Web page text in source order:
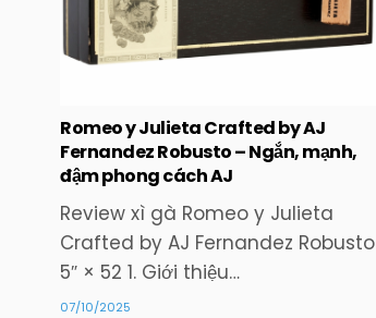
Romeo y Julieta Crafted by AJ
Fernandez Robusto – Ngắn, mạnh,
đậm phong cách AJ
Review xì gà Romeo y Julieta
Crafted by AJ Fernandez Robusto
5″ × 52 1. Giới thiệu…
07/10/2025